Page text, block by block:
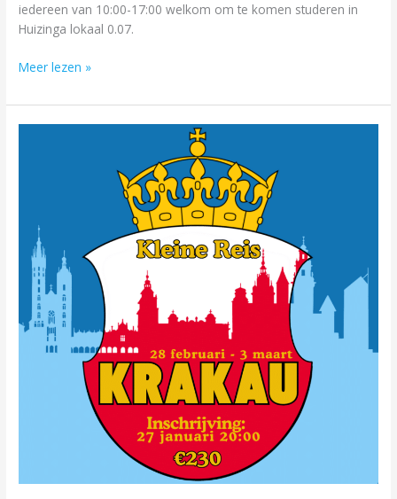
iedereen van 10:00-17:00 welkom om te komen studeren in
Huizinga lokaal 0.07.
Meer lezen »